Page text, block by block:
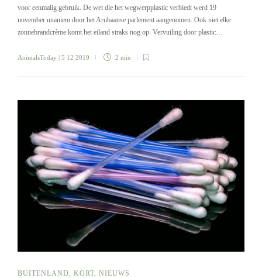
voor eenmalig gebruik. De wet die het wegwerpplastic verbiedt werd 19
november unaniem door het Arubaanse parlement aangenomen. Ook niet elke
zonnebrandcrème komt het eiland straks nog op. Vervuiling door plastic…
AnimalsToday | 5 12 2019 2 min
BUITENLAND KORT NIEUWS